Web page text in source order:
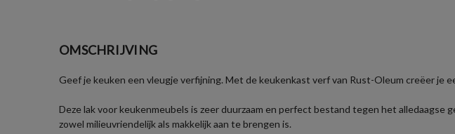
OMSCHRIJVING
Geef je keuken een vleugje verfijning. Met de keukenkast verf van Rust-Oleum creëer je
Deze lak voor keukenmeubels is zeer duurzaam en perfect bestand tegen het
zowel milieuvriendelijk als makkelijk aan te brengen is.